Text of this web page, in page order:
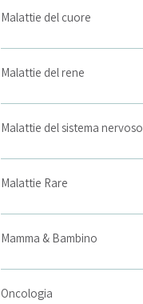
Malattie del cuore
Malattie del rene
Malattie del sistema nervoso
Malattie Rare
Mamma & Bambino
Oncologia